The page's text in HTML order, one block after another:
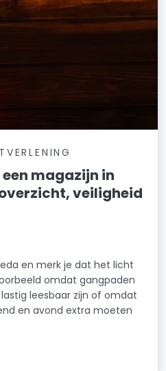
magazijn in
veiligheid
en merk je dat het licht
omdat gangpaden
leesbaar zijn of omdat
en avond extra moeten